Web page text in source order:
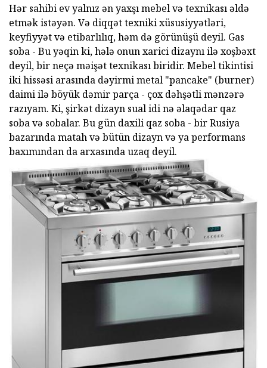
Hər sahibi ev yalnız ən yaxşı mebel və texnikası əldə
etmək istəyən. Və diqqət texniki xüsusiyyətləri,
keyfiyyət və etibarlılıq, həm də görünüşü deyil. Gas
soba - Bu yəqin ki, hələ onun xarici dizaynı ilə xoşbəxt
deyil, bir neçə məişət texnikası biridir. Mebel tikintisi
iki hissəsi arasında dəyirmi metal "pancake" (burner)
daimi ilə böyük dəmir parça - çox dəhşətli mənzərə
razıyam. Ki, şirkət dizayn sual idi nə əlaqədar qaz
soba və sobalar. Bu gün daxili qaz soba - bir Rusiya
bazarında matah və bütün dizayn və ya performans
baxımından da arxasında uzaq deyil.